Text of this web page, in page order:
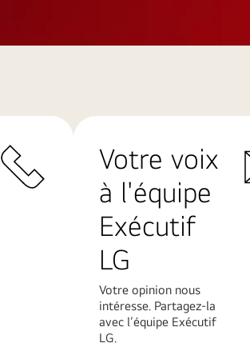
Votre voix
à l'équipe
Exécutif
LG
Votre opinion nous
intéresse. Partagez-la
avec l’équipe Exécutif
LG.